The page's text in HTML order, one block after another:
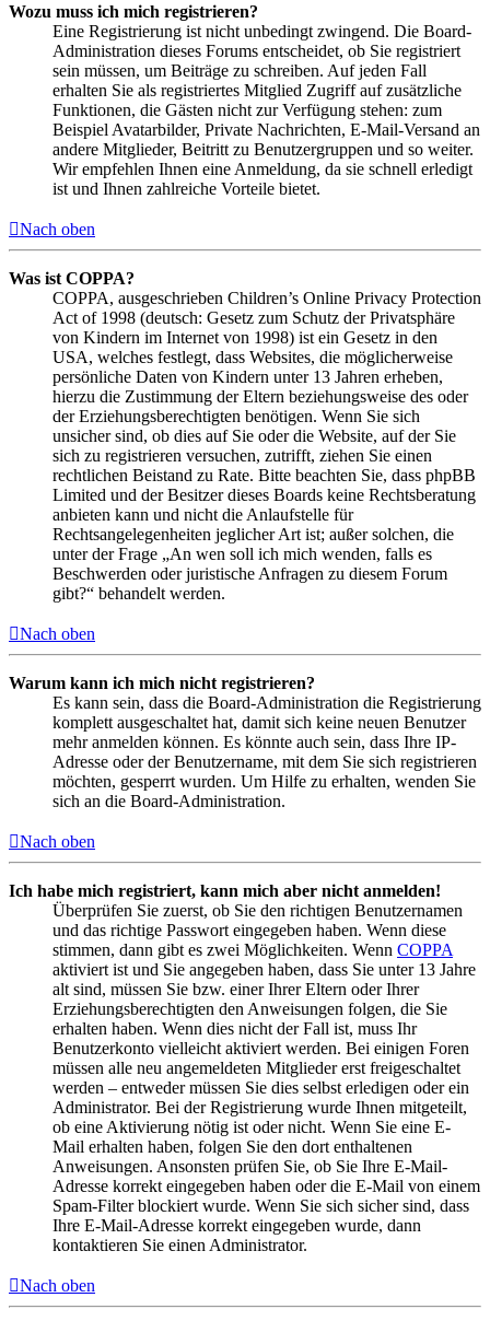
Wozu muss ich mich registrieren?
Eine Registrierung ist nicht unbedingt zwingend. Die Board-
Administration dieses Forums entscheidet, ob Sie registriert
sein müssen, um Beiträge zu schreiben. Auf jeden Fall
erhalten Sie als registriertes Mitglied Zugriff auf zusätzliche
Funktionen, die Gästen nicht zur Verfügung stehen: zum
Beispiel Avatarbilder, Private Nachrichten, E-Mail-Versand an
andere Mitglieder, Beitritt zu Benutzergruppen und so weiter.
Wir empfehlen Ihnen eine Anmeldung, da sie schnell erledigt
ist und Ihnen zahlreiche Vorteile bietet.
Nach oben
Was ist COPPA?
COPPA, ausgeschrieben Children’s Online Privacy Protection
Act of 1998 (deutsch: Gesetz zum Schutz der Privatsphäre
von Kindern im Internet von 1998) ist ein Gesetz in den
USA, welches festlegt, dass Websites, die möglicherweise
persönliche Daten von Kindern unter 13 Jahren erheben,
hierzu die Zustimmung der Eltern beziehungsweise des oder
der Erziehungsberechtigten benötigen. Wenn Sie sich
unsicher sind, ob dies auf Sie oder die Website, auf der Sie
sich zu registrieren versuchen, zutrifft, ziehen Sie einen
rechtlichen Beistand zu Rate. Bitte beachten Sie, dass phpBB
Limited und der Besitzer dieses Boards keine Rechtsberatung
anbieten kann und nicht die Anlaufstelle für
Rechtsangelegenheiten jeglicher Art ist; außer solchen, die
unter der Frage „An wen soll ich mich wenden, falls es
Beschwerden oder juristische Anfragen zu diesem Forum
gibt?“ behandelt werden.
Nach oben
Warum kann ich mich nicht registrieren?
Es kann sein, dass die Board-Administration die Registrierung
komplett ausgeschaltet hat, damit sich keine neuen Benutzer
mehr anmelden können. Es könnte auch sein, dass Ihre IP-
Adresse oder der Benutzername, mit dem Sie sich registrieren
möchten, gesperrt wurden. Um Hilfe zu erhalten, wenden Sie
sich an die Board-Administration.
Nach oben
Ich habe mich registriert, kann mich aber nicht anmelden!
Überprüfen Sie zuerst, ob Sie den richtigen Benutzernamen
und das richtige Passwort eingegeben haben. Wenn diese
stimmen, dann gibt es zwei Möglichkeiten. Wenn COPPA
aktiviert ist und Sie angegeben haben, dass Sie unter 13 Jahre
alt sind, müssen Sie bzw. einer Ihrer Eltern oder Ihrer
Erziehungsberechtigten den Anweisungen folgen, die Sie
erhalten haben. Wenn dies nicht der Fall ist, muss Ihr
Benutzerkonto vielleicht aktiviert werden. Bei einigen Foren
müssen alle neu angemeldeten Mitglieder erst freigeschaltet
werden – entweder müssen Sie dies selbst erledigen oder ein
Administrator. Bei der Registrierung wurde Ihnen mitgeteilt,
ob eine Aktivierung nötig ist oder nicht. Wenn Sie eine E-
Mail erhalten haben, folgen Sie den dort enthaltenen
Anweisungen. Ansonsten prüfen Sie, ob Sie Ihre E-Mail-
Adresse korrekt eingegeben haben oder die E-Mail von einem
Spam-Filter blockiert wurde. Wenn Sie sich sicher sind, dass
Ihre E-Mail-Adresse korrekt eingegeben wurde, dann
kontaktieren Sie einen Administrator.
Nach oben